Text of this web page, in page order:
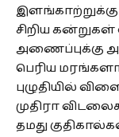
சிறிய
அணைப்புக்கு
பெரிய
புழுதியில்
முதிரா
தமது